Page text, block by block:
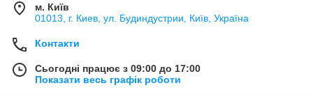
м. Київ
01013, г. Киев, ул. Будиндустрии, Київ, Україна
Контакти
Сьогодні працює з 09:00 до 17:00
Показати весь графік роботи